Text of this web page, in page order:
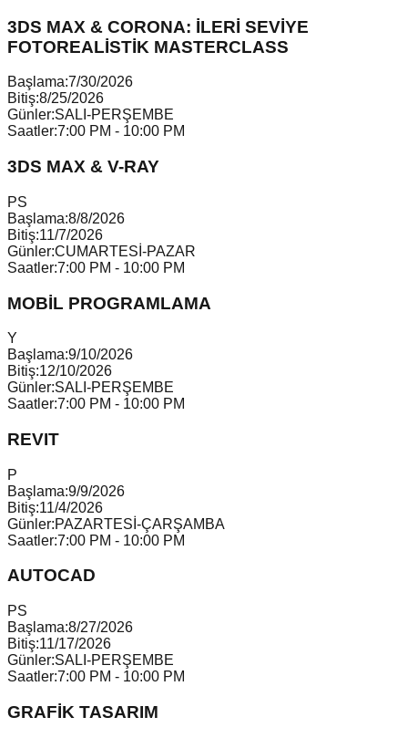
3DS MAX & CORONA: İLERİ SEVİYE
FOTOREALİSTİK MASTERCLASS
Başlama:7/30/2026
Bitiş:8/25/2026
Günler:SALI-PERŞEMBE
Saatler:7:00 PM - 10:00 PM
3DS MAX & V-RAY
PS
Başlama:8/8/2026
Bitiş:11/7/2026
Günler:CUMARTESİ-PAZAR
Saatler:7:00 PM - 10:00 PM
MOBİL PROGRAMLAMA
Y
Başlama:9/10/2026
Bitiş:12/10/2026
Günler:SALI-PERŞEMBE
Saatler:7:00 PM - 10:00 PM
REVIT
P
Başlama:9/9/2026
Bitiş:11/4/2026
Günler:PAZARTESİ-ÇARŞAMBA
Saatler:7:00 PM - 10:00 PM
AUTOCAD
PS
Başlama:8/27/2026
Bitiş:11/17/2026
Günler:SALI-PERŞEMBE
Saatler:7:00 PM - 10:00 PM
GRAFİK TASARIM